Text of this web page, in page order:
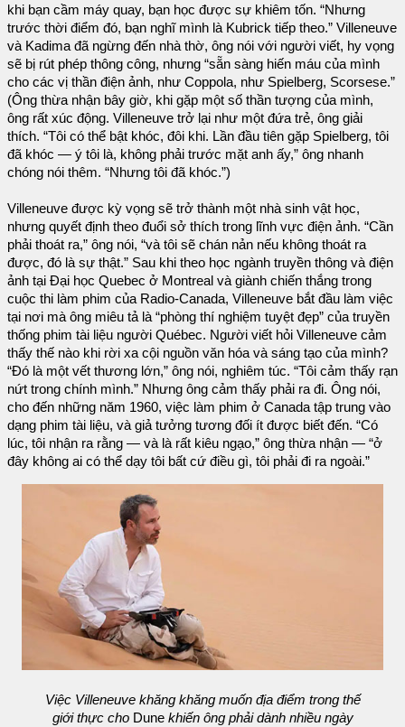
khi bạn cầm máy quay, bạn học được sự khiêm tốn. “Nhưng
trước thời điểm đó, bạn nghĩ mình là Kubrick tiếp theo.” Villeneuve
và Kadima đã ngừng đến nhà thờ, ông nói với người viết, hy vọng
sẽ bị rút phép thông công, nhưng “sẵn sàng hiến máu của mình
cho các vị thần điện ảnh, như Coppola, như Spielberg, Scorsese.”
(Ông thừa nhận bây giờ, khi gặp một số thần tượng của mình,
ông rất xúc động. Villeneuve trở lại như một đứa trẻ, ông giải
thích. “Tôi có thể bật khóc, đôi khi. Lần đầu tiên gặp Spielberg, tôi
đã khóc — ý tôi là, không phải trước mặt anh ấy,” ông nhanh
chóng nói thêm. “Nhưng tôi đã khóc.”)
Villeneuve được kỳ vọng sẽ trở thành một nhà sinh vật học,
nhưng quyết định theo đuổi sở thích trong lĩnh vực điện ảnh. “Cần
phải thoát ra,” ông nói, “và tôi sẽ chán nản nếu không thoát ra
được, đó là sự thật.” Sau khi theo học ngành truyền thông và điện
ảnh tại Đại học Quebec ở Montreal và giành chiến thắng trong
cuộc thi làm phim của Radio-Canada, Villeneuve bắt đầu làm việc
tại nơi mà ông miêu tả là “phòng thí nghiệm tuyệt đẹp” của truyền
thống phim tài liệu người Québec. Người viết hỏi Villeneuve cảm
thấy thế nào khi rời xa cội nguồn văn hóa và sáng tạo của mình?
“Đó là một vết thương lớn,” ông nói, nghiêm túc. “Tôi cảm thấy rạn
nứt trong chính mình.” Nhưng ông cảm thấy phải ra đi. Ông nói,
cho đến những năm 1960, việc làm phim ở Canada tập trung vào
dạng phim tài liệu, và giả tưởng tương đối ít được biết đến. “Có
lúc, tôi nhận ra rằng — và là rất kiêu ngạo,” ông thừa nhận — “ở
đây không ai có thể dạy tôi bất cứ điều gì, tôi phải đi ra ngoài.”
Việc Villeneuve khăng khăng muốn địa điểm trong thế
giới thực cho Dune khiến ông phải dành nhiều ngày